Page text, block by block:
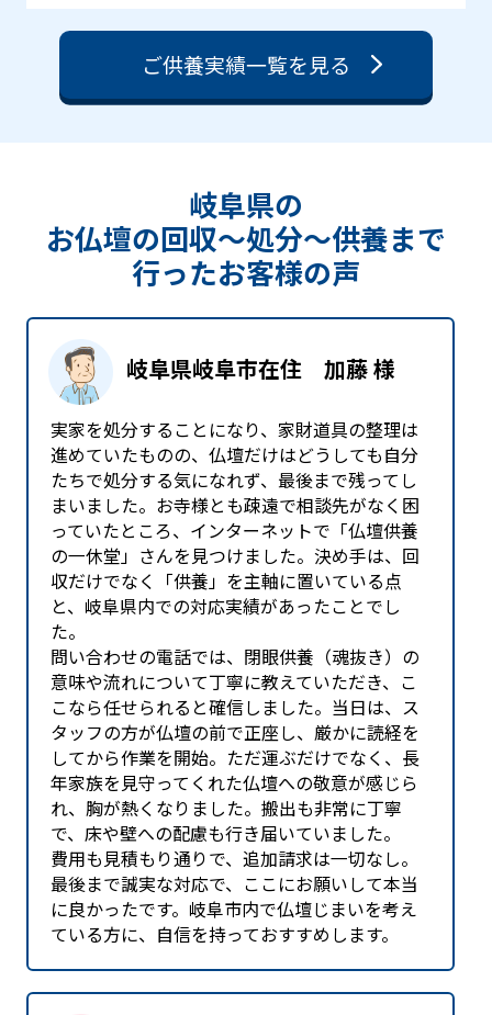
ご供養実績一覧を見る
岐阜県の
お仏壇の回収〜処分〜供養まで
⾏ったお客様の声
岐阜県岐阜市在住 加藤 様
実家を処分することになり、家財道具の整理は
進めていたものの、仏壇だけはどうしても自分
たちで処分する気になれず、最後まで残ってし
まいました。お寺様とも疎遠で相談先がなく困
っていたところ、インターネットで「仏壇供養
の一休堂」さんを見つけました。決め手は、回
収だけでなく「供養」を主軸に置いている点
と、岐阜県内での対応実績があったことでし
た。
問い合わせの電話では、閉眼供養（魂抜き）の
意味や流れについて丁寧に教えていただき、こ
こなら任せられると確信しました。当日は、ス
タッフの方が仏壇の前で正座し、厳かに読経を
してから作業を開始。ただ運ぶだけでなく、長
年家族を見守ってくれた仏壇への敬意が感じら
れ、胸が熱くなりました。搬出も非常に丁寧
で、床や壁への配慮も行き届いていました。
費用も見積もり通りで、追加請求は一切なし。
最後まで誠実な対応で、ここにお願いして本当
に良かったです。岐阜市内で仏壇じまいを考え
ている方に、自信を持っておすすめします。